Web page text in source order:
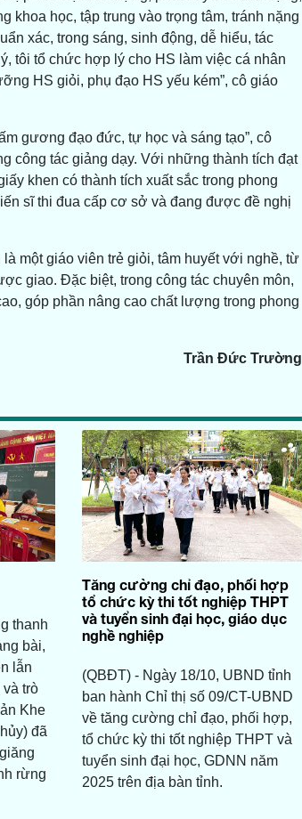
khoa học, tập trung vào trọng tâm, tránh nặng
xác, trong sáng, sinh động, dễ hiểu, tác
tôi tổ chức hợp lý cho HS làm việc cá nhân
HS giỏi, phụ đạo HS yếu kém”, cô giáo
gương đạo đức, tự học và sáng tạo”, cô
công tác giảng dạy. Với những thành tích đạt
khen có thành tích xuất sắc trong phong
sĩ thi đua cấp cơ sở và đang được đề nghị
một giáo viên trẻ giỏi, tâm huyết với nghề, từ
giao. Đặc biệt, trong công tác chuyên môn,
góp phần nâng cao chất lượng trong phong
Trần Đức Trường
thanh
bài,
lẫn
trò
Khe
đã
rừng
Tăng cường chỉ đạo, phối hợp
tổ chức kỳ thi tốt nghiệp THPT
và tuyển sinh đại học, giáo dục
nghề nghiệp
(QBĐT) - Ngày 18/10, UBND tỉnh
ban hành Chỉ thị số 09/CT-UBND
về tăng cường chỉ đạo, phối hợp,
tổ chức kỳ thi tốt nghiệp THPT và
tuyển sinh đại học, GDNN năm
2025 trên địa bàn tỉnh.